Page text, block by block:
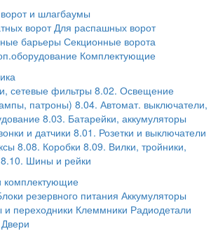
и шлагбаумы
ворот Для распашных ворот
барьеры Секционные ворота
Комплектующие
сетевые фильтры 8.02. Освещение
патроны) 8.04. Автомат. выключатели,
8.03. Батарейки, аккумуляторы
и датчики 8.01. Розетки и выключатели
8.08. Коробки 8.09. Вилки, тройники,
8.10. Шины и рейки
комплектующие
резервного питания Аккумуляторы
переходники Клеммники Радиодетали
Двери